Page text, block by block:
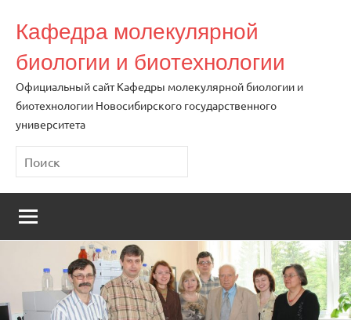
содержимому
Кафедра молекулярной
биологии и биотехнологии
Официальный сайт Кафедры молекулярной биологии и
биотехнологии Новосибирского государственного
университета
Поиск